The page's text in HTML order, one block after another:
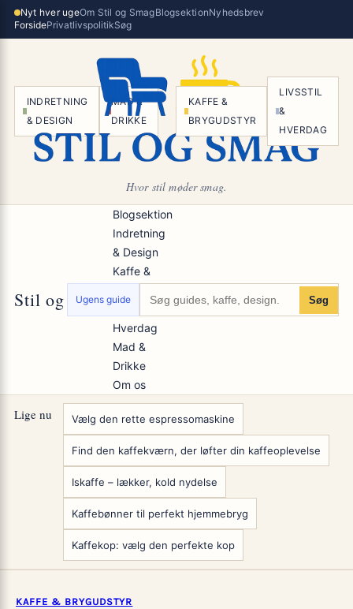
SpringNyt hver ugeOm Stil og SmagBlogsektionNyhedsbrev
ForsidePrivatlivspolitikSøg
INDRETNING
& DESIGN
MAD &
DRIKKE
KAFFE &
BRYGUDSTYR
LIVSSTIL
&
HVERDAG
Hvor stil møder smag.
Stil og Smag
Blogsektion
Indretning
& Design
Kaffe &
Hverdag
Mad &
Drikke
Om os
Ugens guide Søg
Lige nu Vælg den rette espressomaskine
Find den kaffekværn, der løfter din kaffeoplevelse
Iskaffe – lækker, kold nydelse
Kaffebønner til perfekt hjemmebryg
Kaffekop: vælg den perfekte kop
KAFFE & BRYGUDSTYR